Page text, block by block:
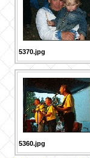
5370.jpg
5360.jpg